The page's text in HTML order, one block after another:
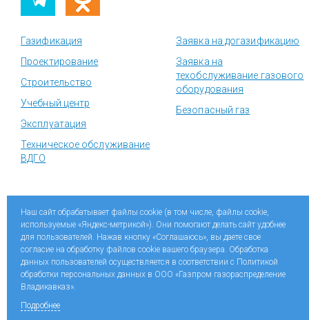
Газификация
Проектирование
Строительство
Учебный центр
Эксплуатация
Техническое обслуживание
ВДГО
Заявка на догазификацию
Заявка на
техобслуживание газового
оборудования
Безопасный газ
Социальные сети «Газпром межрегионгаз»
Разработка сайтаWeb Robot
Наш сайт обрабатывает файлы cookie (в том числе, файлы cookie,
используемые «Яндекс-метрикой»). Они помогают делать сайт удобнее
для пользователей. Нажав кнопку «Соглашаюсь», вы даете свое
согласие на обработку файлов cookie вашего браузера. Обработка
данных пользователей осуществляется в соответствии с Политикой
обработки персональных данных в ООО «Газпром газораспределение
Владикавказ».
Подробнее